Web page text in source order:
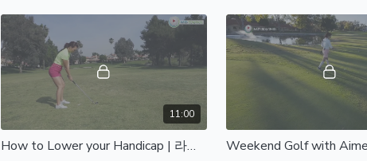
11:00
How to Lower your Handicap | 라운딩시 공략방법